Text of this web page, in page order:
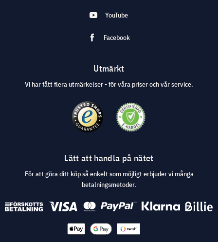
YouTube
Facebook
Utmärkt
Vi har fått flera utmärkelser - för våra priser och vår service.
Lätt att handla på nätet
För att göra ditt köp så enkelt som möjligt erbjuder vi många
betalningsmetoder.